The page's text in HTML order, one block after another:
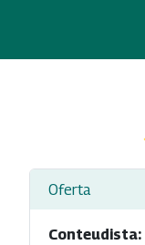
Oferta
Conteudista: